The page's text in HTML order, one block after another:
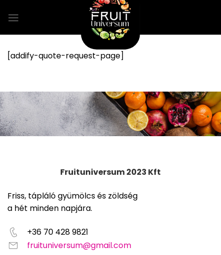
[addify-quote-request-page]
Fruituniversum 2023 Kft
Friss, tápláló gyümölcs és zöldség
a hét minden napjára.
+36 70 428 9821
fruituniversum@gmail.com